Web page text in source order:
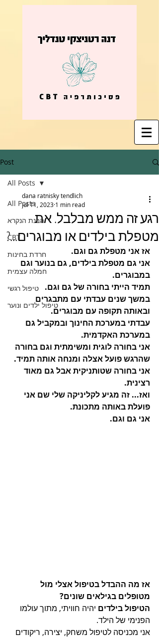
Post
All Posts
הבנת הנקרא
CBT
חרדת בחינות
חמלה עצמית
טיפול רגשי
טיפול ילדים ונוער
All Posts
רגע זה ממש מבלבל. את
מטפלת בילדים או מבוגרים...?
dana ratnisky tendlich
Jul 11, 2023 1 min read
אז אני מטפלת גם וגם.
אני גם מטפלת בילדים, גם בנוער וגם
במבוגרים.
תמיד הייתי בחורה של גם וגם.
במשך שנים עבדתי עם מתבגרים
ובאותה תקופה עם מבוגרים.
עבדתי במערכת החינוך ובמקביל גם
במערכת האקדמית.
אני בחורה לוגית ומשימתית וגם בחורה
שהרגש פועל אצלה ומנחה אותה תמיד.
אני בחורה שטותניקית אבל גם מאוד
רצינית.
ואז... זה מגיע לקליניקה שלי שם אני
פועלת באותה מתכונת.
אני גם וגם.
אז מה ההבדל בטיפול אצלי מול
מטופלים בגילאים שונים?
הטיפול בילדים יהיה חוויתי, מתוך עולמו
הפנימי של הילד.
אני מכניסה לטיפול משחק, יצירה, ריקודים